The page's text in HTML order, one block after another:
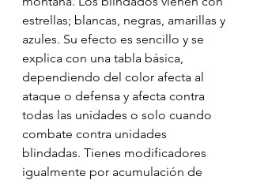
estrellas; blancas, negras, amarillas y
azules. Su efecto es sencillo y se
explica con una tabla básica,
dependiendo del color afecta al
ataque o defensa y afecta contra
todas las unidades o solo cuando
combate contra unidades
blindadas. Tienes modificadores
igualmente por acumulación de